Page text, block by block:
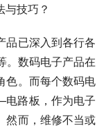
技巧？
品已深入到各行各
。数码电子产品在
色。而每个数码电
路板，作为电子
然而，维修不当或